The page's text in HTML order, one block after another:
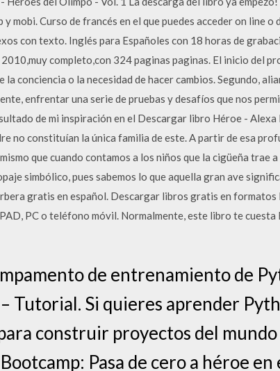
y mobi. Curso de francés en el que puedes acceder on line
con texto. Inglés para Españoles con 18 horas de
completo,con 324 paginas paginas. El inicio del
conciencia o la necesidad de hacer cambios. Segundo,
enfrentar una serie de pruebas y desafíos que nos
de mi inspiración en el Descargar libro Héroe -
no constituían la única familia de este. A partir de esa
que cuando contamos a los niños que la cigüeña trae
simbólico, pues sabemos lo que aquella gran ave
gratis en español. Descargar libros gratis en formatos
PC o teléfono móvil. Normalmente, este libro te cuesta
de entrenamiento de
Tutorial. Si quieres aprender
construir proyectos del
Pasa de cero a héroe